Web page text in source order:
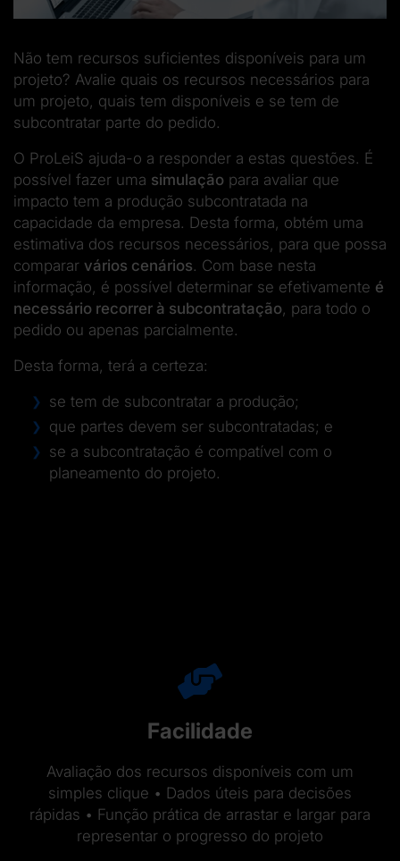
Não tem recursos suficientes disponíveis para um
projeto? Avalie quais os recursos necessários para
um projeto, quais tem disponíveis e se tem de
subcontratar parte do pedido.
O ProLeiS ajuda-o a responder a estas questões. É
possível fazer uma simulação para avaliar que
impacto tem a produção subcontratada na
capacidade da empresa. Desta forma, obtém uma
estimativa dos recursos necessários, para que possa
comparar vários cenários. Com base nesta
informação, é possível determinar se efetivamente é
necessário recorrer à subcontratação, para todo o
pedido ou apenas parcialmente.
Desta forma, terá a certeza:
se tem de subcontratar a produção;
que partes devem ser subcontratadas; e
se a subcontratação é compatível com o
planeamento do projeto.
Facilidade
Avaliação dos recursos disponíveis com um
simples clique • Dados úteis para decisões
rápidas • Função prática de arrastar e largar para
representar o progresso do projeto